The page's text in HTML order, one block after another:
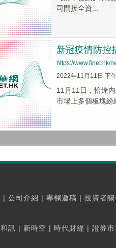
司間接全資...
新冠疫情防控
https://www.finet.hk/
2022年11月11日 下
11月11日，恰逢
市場上多個板塊紛
| 公司介紹 | 專欄邀稿 | 投資者關
和訊 | 新時空 | 時代財經 | 證券市